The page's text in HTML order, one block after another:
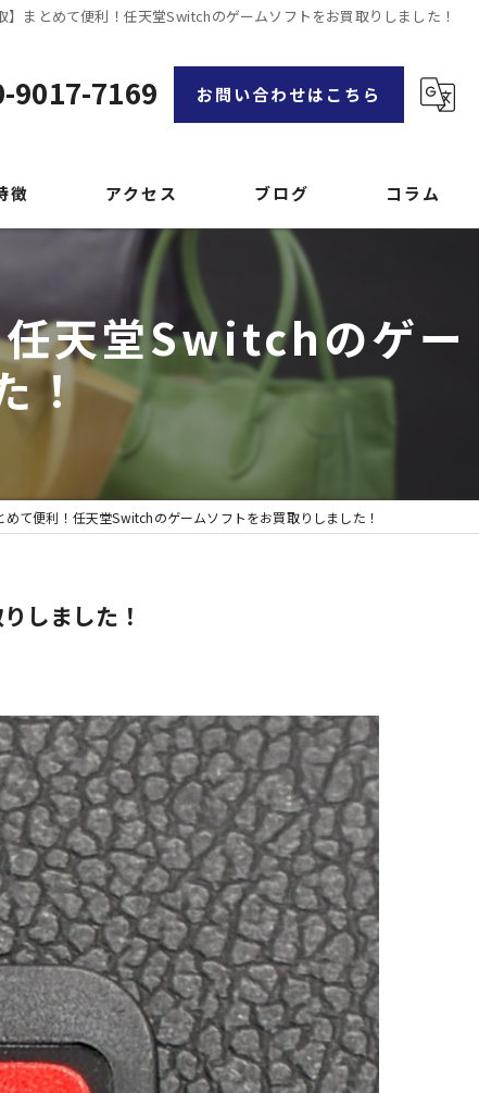
】まとめて便利！任天堂Switchのゲームソフトをお買取りしました！
9017-7169 お問い合わせはこちら
徴
遺品整理
アクセス
漫画特集
ブログ コラム
任天堂Switchのゲー
！
て便利！任天堂Switchのゲームソフトをお買取りしました！
しました！